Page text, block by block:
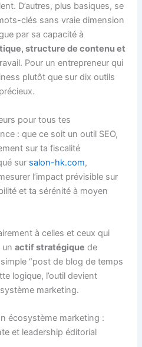
D’autres, plus basiques, se
clés sans vraie dimension
par sa capacité à
structure de contenu et
Pour un entrepreneur qui
plutôt que sur dix outils
pour tous tes
: que ce soit un outil SEO,
sur ta fiscalité
sur salon-hk.com,
l’impact prévisible sur
et ta sérénité à moyen
à celles et ceux qui
unactif stratégique de
“post de blog de temps
logique, l’outil devient
marketing.
écosystème marketing :
et leadership éditorial